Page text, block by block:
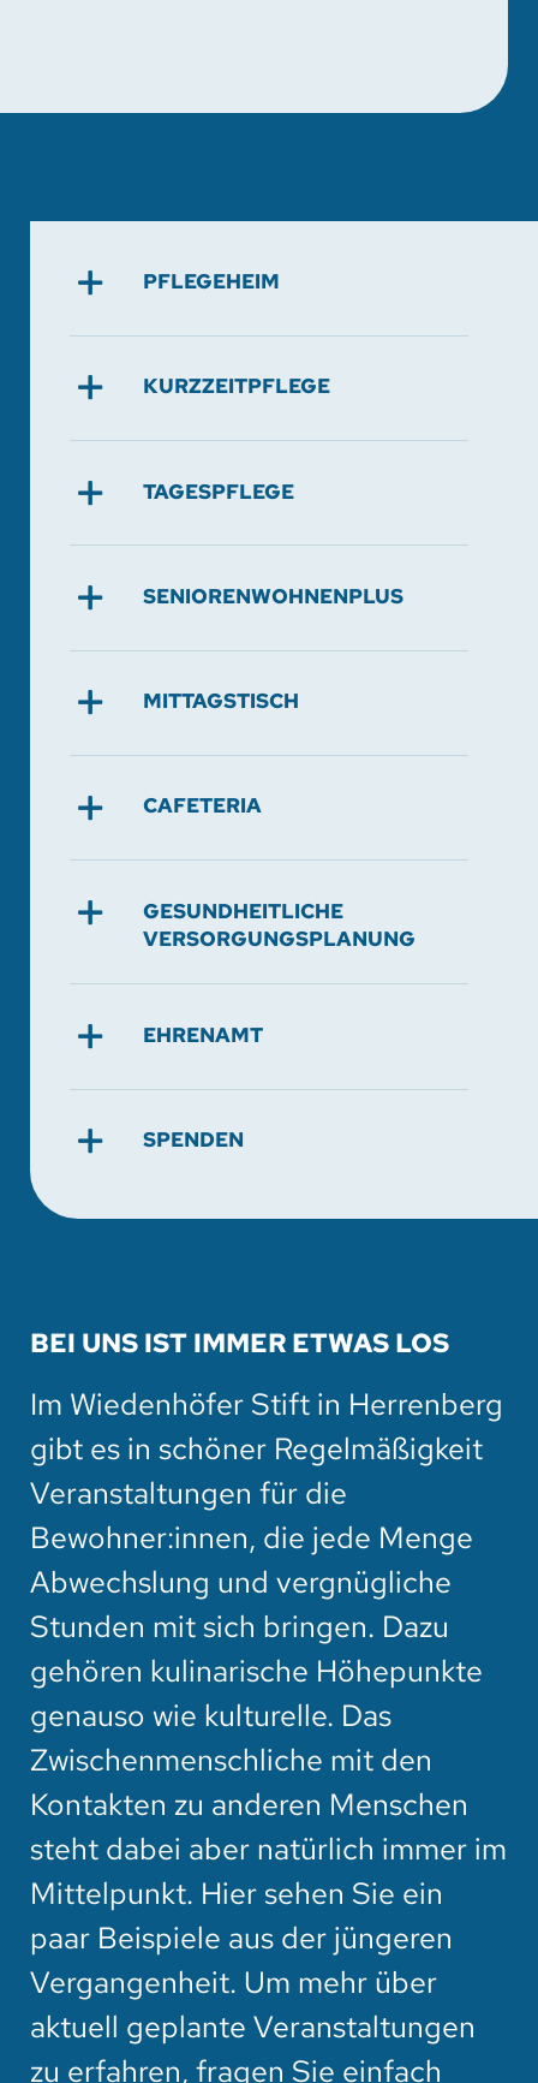
PFLEGEHEIM
KURZZEITPFLEGE
TAGESPFLEGE
SENIORENWOHNENPLUS
MITTAGSTISCH
CAFETERIA
GESUNDHEITLICHE
VERSORGUNGSPLANUNG
EHRENAMT
SPENDEN
BEI UNS IST IMMER ETWAS LOS
Im Wiedenhöfer Stift in Herrenberg
gibt es in schöner Regelmäßigkeit
Veranstaltungen für die
Bewohner:innen, die jede Menge
Abwechslung und vergnügliche
Stunden mit sich bringen. Dazu
gehören kulinarische Höhepunkte
genauso wie kulturelle. Das
Zwischenmenschliche mit den
Kontakten zu anderen Menschen
steht dabei aber natürlich immer im
Mittelpunkt. Hier sehen Sie ein
paar Beispiele aus der jüngeren
Vergangenheit. Um mehr über
aktuell geplante Veranstaltungen
zu erfahren, fragen Sie einfach